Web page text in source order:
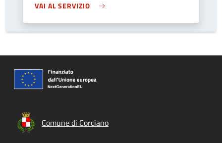
VAI AL SERVIZIO
Comune di Corciano